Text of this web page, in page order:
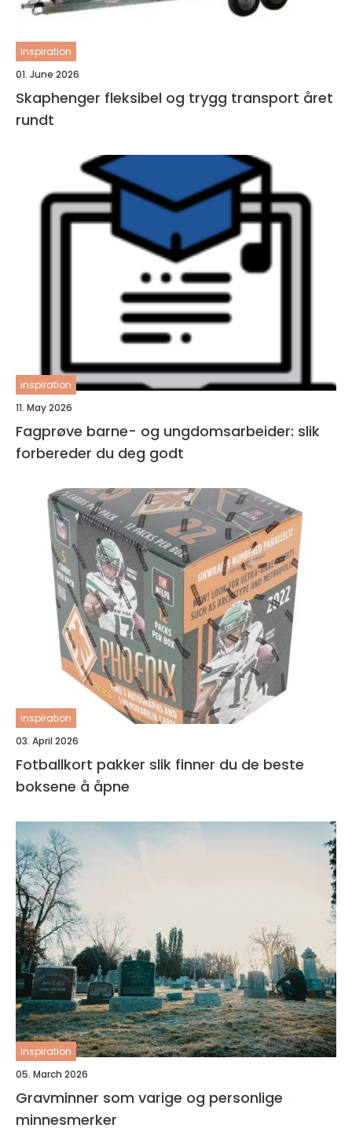
inspiration
01. June 2026
Skaphenger fleksibel og trygg transport året
rundt
inspiration
11. May 2026
Fagprøve barne- og ungdomsarbeider: slik
forbereder du deg godt
inspiration
03. April 2026
Fotballkort pakker slik finner du de beste
boksene å åpne
inspiration
05. March 2026
Gravminner som varige og personlige
minnesmerker